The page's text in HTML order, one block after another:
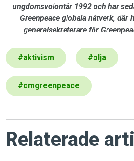
ungdomsvolontär 1992 och har
Greenpeace globala nätverk, där
generalsekreterare för
#aktivism #olja
#omgreenpeace
Relaterade